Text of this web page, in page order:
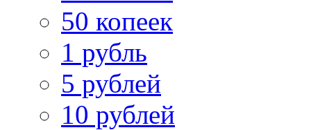
50 копеек
1 рубль
5 рублей
10 рублей